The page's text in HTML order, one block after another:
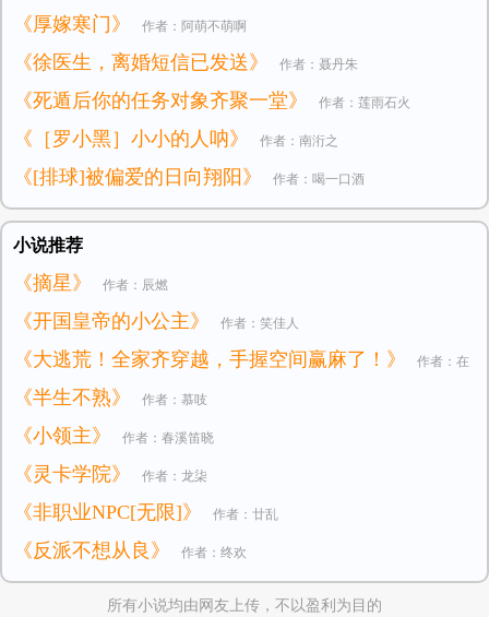
《厚嫁寒门》 作者：阿萌不萌啊
《徐医生，离婚短信已发送》 作者：聂丹朱
《死遁后你的任务对象齐聚一堂》 作者：莲雨石火
《［罗小黑］小小的人呐》 作者：南洐之
《[排球]被偏爱的日向翔阳》 作者：喝一口酒
小说推荐
《摘星》 作者：辰燃
《开国皇帝的小公主》 作者：笑佳人
《大逃荒！全家齐穿越，手握空间赢麻了！》 作者：在
逃小公主
《半生不熟》 作者：慕吱
《小领主》 作者：春溪笛晓
《灵卡学院》 作者：龙柒
《非职业NPC[无限]》 作者：廿乱
《反派不想从良》 作者：终欢
所有小说均由网友上传，不以盈利为目的